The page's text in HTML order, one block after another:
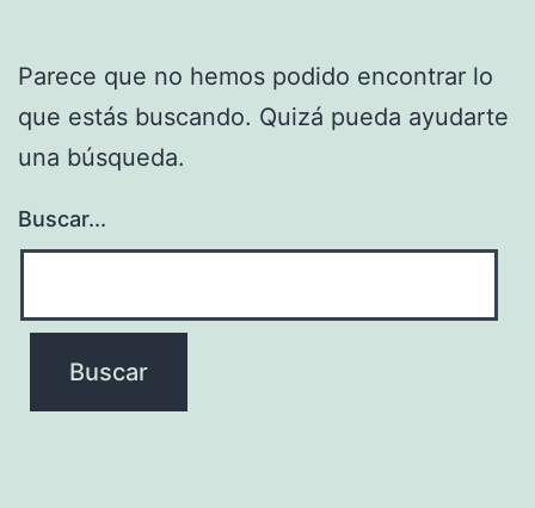
Parece que no hemos podido encontrar lo
que estás buscando. Quizá pueda ayudarte
una búsqueda.
Buscar...